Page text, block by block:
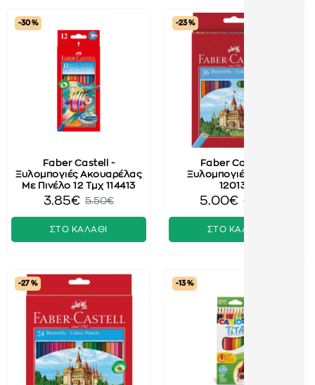
-30 %
Faber Castell -
Ξυλομπογιές Ακουαρέλας
Με Πινέλο 12 Τμχ 114413
3.85€ 5.50€
ΣΤΟ ΚΑΛΑΘΙ
-23 %
Faber Castell -
Ξυλομπογιές 36 Τμχ
120136
5.00€ 6.50€
ΣΤΟ ΚΑΛΑΘΙ
-27 % -13 %